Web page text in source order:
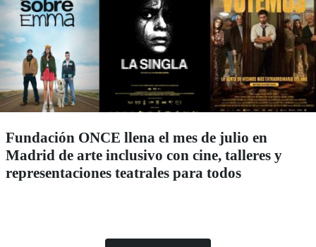
Fundación ONCE llena el mes de julio en
Madrid de arte inclusivo con cine, talleres y
representaciones teatrales para todos